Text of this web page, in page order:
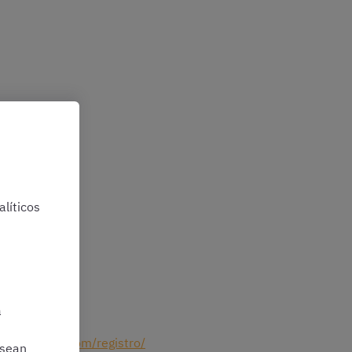
(¡12.000
registro/